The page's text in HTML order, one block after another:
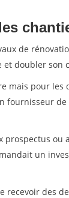
de
doubler son
mais pour les
fournisseur de
ou
un
recevoir des